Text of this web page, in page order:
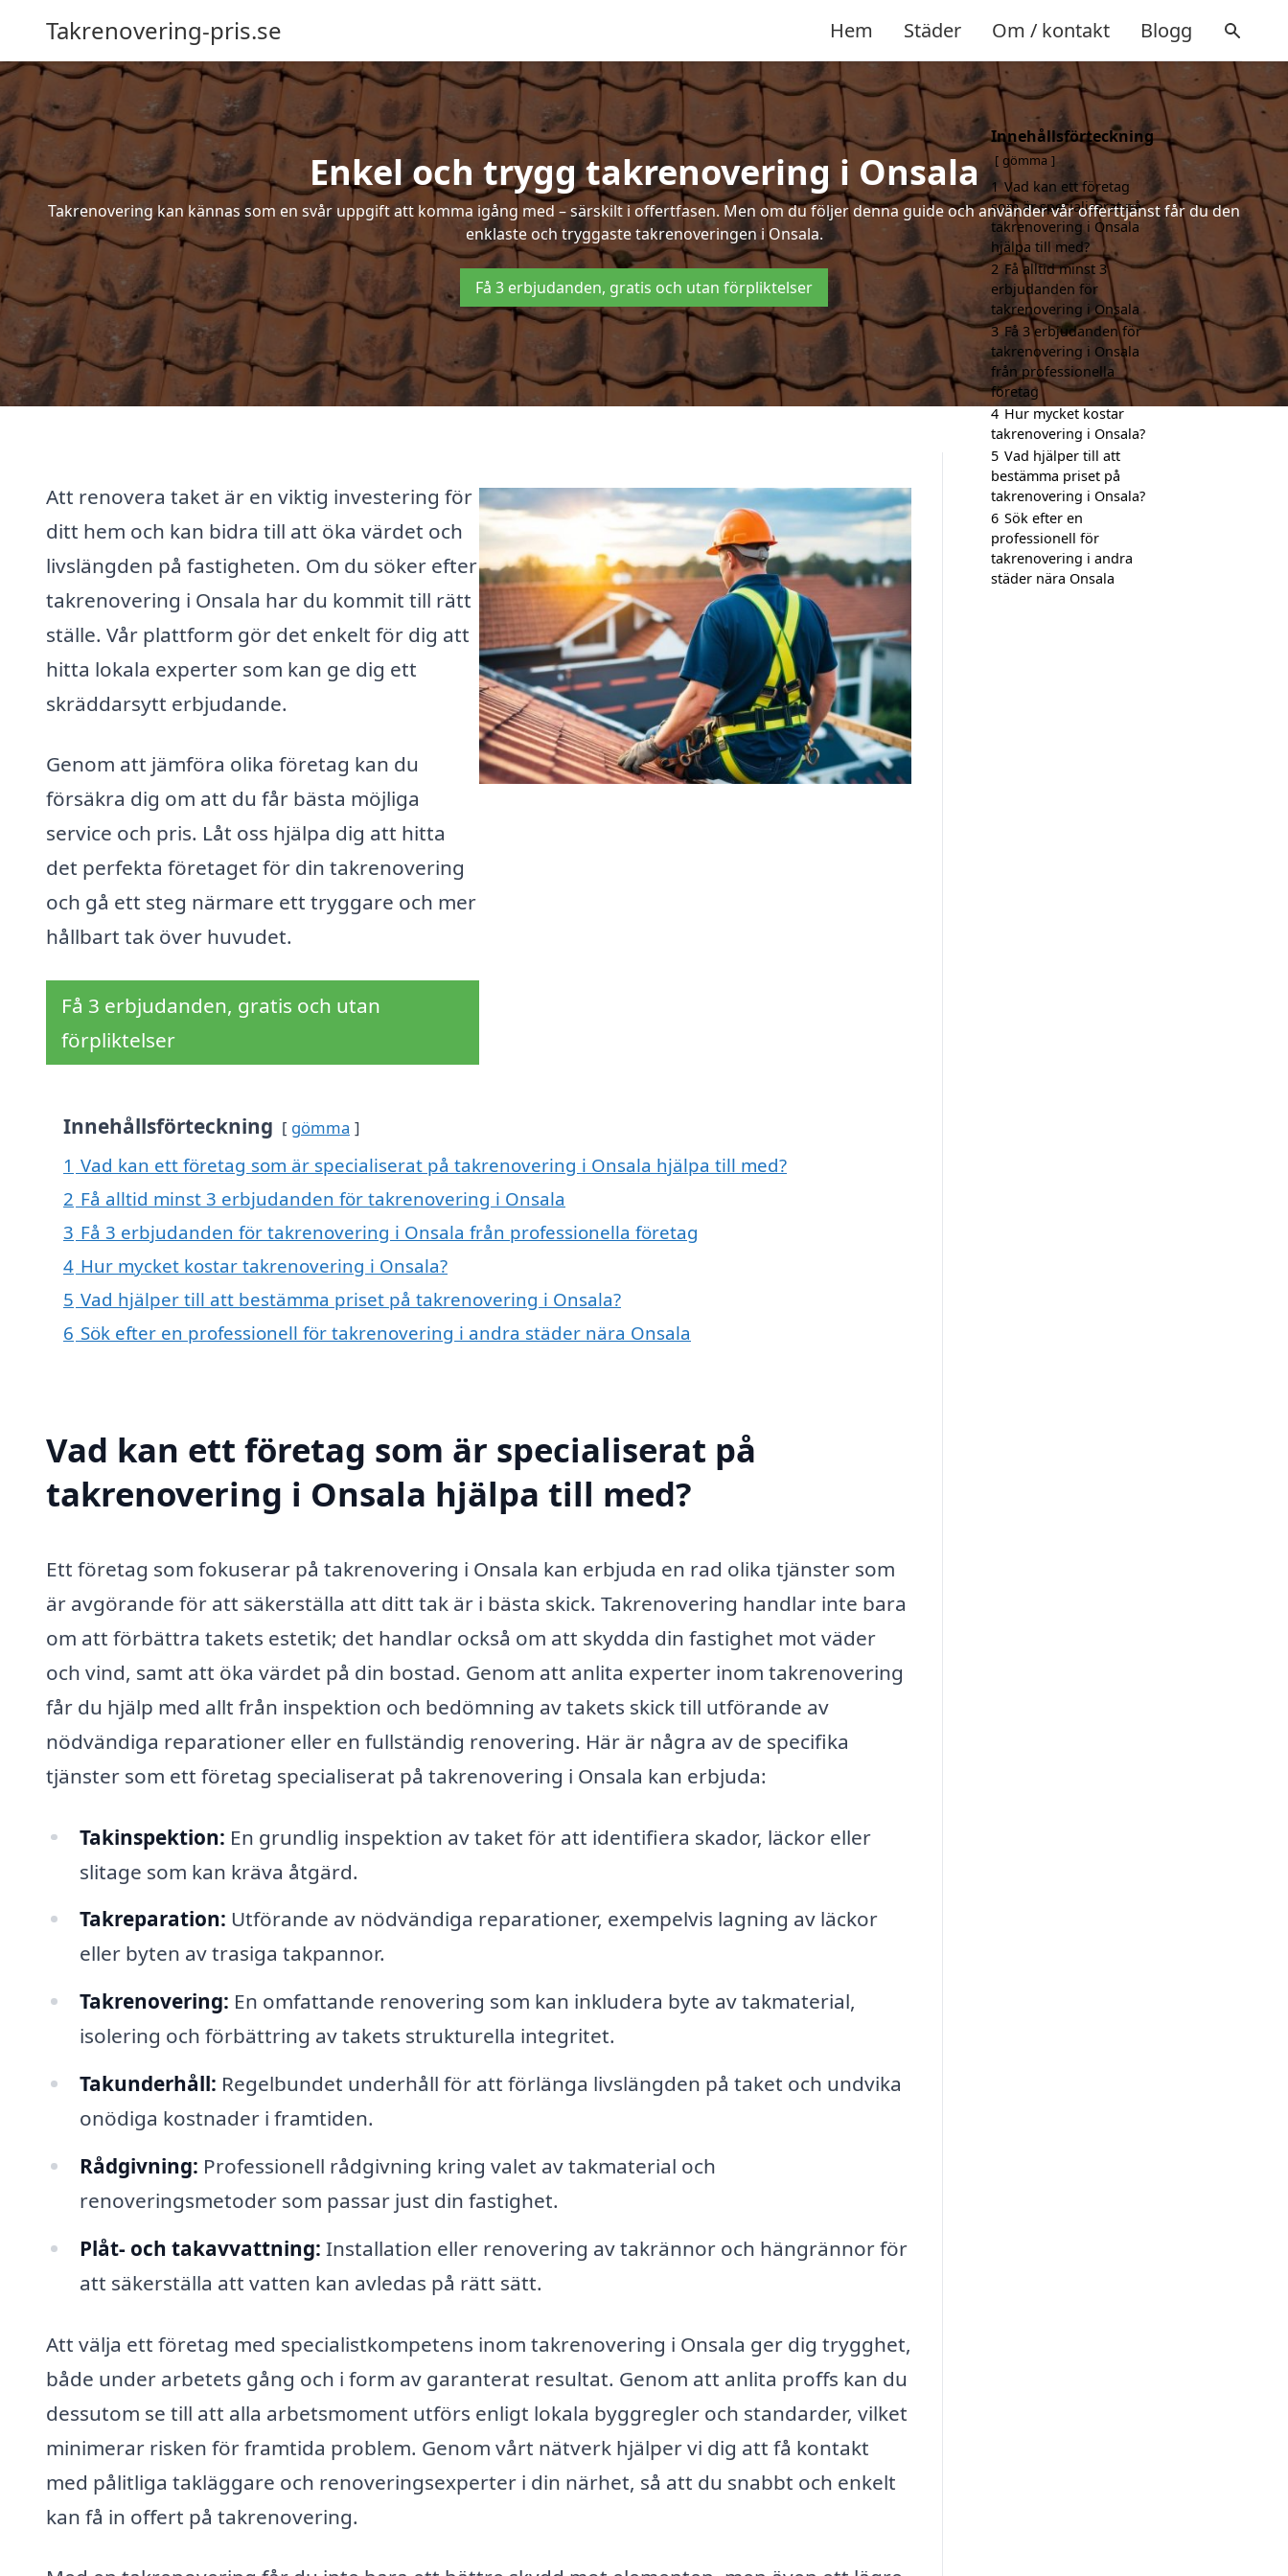
Takrenovering-pris.se Hem Städer Om / kontakt Blogg
Enkel och trygg takrenovering i Onsala
Takrenovering kan kännas som en svår uppgift att komma igång med – särskilt i offertfasen. Men om du följer denna guide och använder vår offerttjänst får du den
enklaste och tryggaste takrenoveringen i Onsala.
Få 3 erbjudanden, gratis och utan förpliktelser
Att renovera taket är en viktig investering för
ditt hem och kan bidra till att öka värdet och
livslängden på fastigheten. Om du söker efter
takrenovering i Onsala har du kommit till rätt
ställe. Vår plattform gör det enkelt för dig att
hitta lokala experter som kan ge dig ett
skräddarsytt erbjudande.
Genom att jämföra olika företag kan du
försäkra dig om att du får bästa möjliga
service och pris. Låt oss hjälpa dig att hitta
det perfekta företaget för din takrenovering
och gå ett steg närmare ett tryggare och mer
hållbart tak över huvudet.
Få 3 erbjudanden, gratis och utan
förpliktelser
Innehållsförteckning gömma
1 Vad kan ett företag som är specialiserat på takrenovering i Onsala hjälpa till med?
2 Få alltid minst 3 erbjudanden för takrenovering i Onsala
3 Få 3 erbjudanden för takrenovering i Onsala från professionella företag
4 Hur mycket kostar takrenovering i Onsala?
5 Vad hjälper till att bestämma priset på takrenovering i Onsala?
6 Sök efter en professionell för takrenovering i andra städer nära Onsala
Vad kan ett företag som är specialiserat på
takrenovering i Onsala hjälpa till med?
Ett företag som fokuserar på takrenovering i Onsala kan erbjuda en rad olika tjänster som
är avgörande för att säkerställa att ditt tak är i bästa skick. Takrenovering handlar inte bara
om att förbättra takets estetik; det handlar också om att skydda din fastighet mot väder
och vind, samt att öka värdet på din bostad. Genom att anlita experter inom takrenovering
får du hjälp med allt från inspektion och bedömning av takets skick till utförande av
nödvändiga reparationer eller en fullständig renovering. Här är några av de specifika
tjänster som ett företag specialiserat på takrenovering i Onsala kan erbjuda:
Takinspektion: En grundlig inspektion av taket för att identifiera skador, läckor eller
slitage som kan kräva åtgärd.
Takreparation: Utförande av nödvändiga reparationer, exempelvis lagning av läckor
eller byten av trasiga takpannor.
Takrenovering: En omfattande renovering som kan inkludera byte av takmaterial,
isolering och förbättring av takets strukturella integritet.
Takunderhåll: Regelbundet underhåll för att förlänga livslängden på taket och undvika
onödiga kostnader i framtiden.
Rådgivning: Professionell rådgivning kring valet av takmaterial och
renoveringsmetoder som passar just din fastighet.
Plåt- och takavvattning: Installation eller renovering av takrännor och hängrännor för
att säkerställa att vatten kan avledas på rätt sätt.
Att välja ett företag med specialistkompetens inom takrenovering i Onsala ger dig trygghet,
både under arbetets gång och i form av garanterat resultat. Genom att anlita proffs kan du
dessutom se till att alla arbetsmoment utförs enligt lokala byggregler och standarder, vilket
minimerar risken för framtida problem. Genom vårt nätverk hjälper vi dig att få kontakt
med pålitliga takläggare och renoveringsexperter i din närhet, så att du snabbt och enkelt
kan få in offert på takrenovering.
Innehållsförteckning
gömma
1 Vad kan ett företag
som är specialiserat på
takrenovering i Onsala
hjälpa till med?
2 Få alltid minst 3
erbjudanden för
takrenovering i Onsala
3 Få 3 erbjudanden för
takrenovering i Onsala
från professionella
företag
4 Hur mycket kostar
takrenovering i Onsala?
5 Vad hjälper till att
bestämma priset på
takrenovering i Onsala?
6 Sök efter en
professionell för
takrenovering i andra
städer nära Onsala